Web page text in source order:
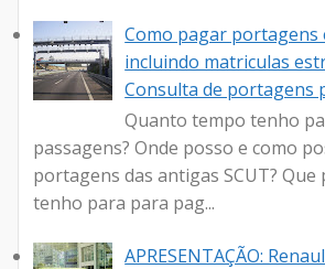
Como pagar portagens
incluindo matriculas
Consulta de portagens
Quanto tempo tenho
passagens? Onde posso e como
portagens das antigas SCUT?
tenho para para pag...
APRESENTAÇÃO: